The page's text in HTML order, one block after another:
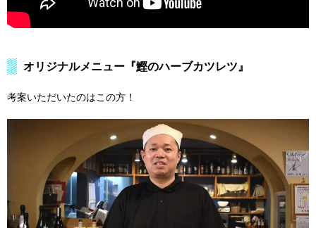
オリジナルメニュー『鰹のハーブカツレツ』
考案いただいたのはこの方！